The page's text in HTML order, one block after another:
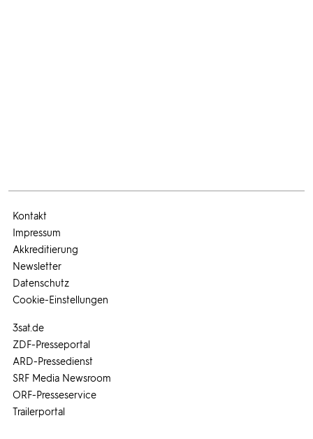
3sat.de
ZDF-Presseportal
ARD-Pressedienst
SRF Media Newsroom
ORF-Presseservice
Trailerportal
Kontakt
Impressum
Akkreditierung
Newsletter
Datenschutz
Cookie-Einstellungen